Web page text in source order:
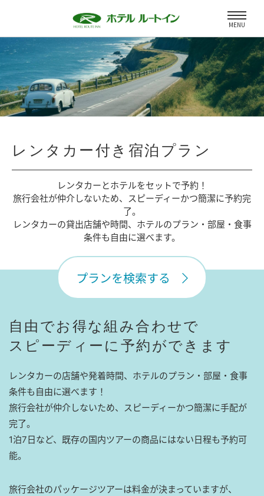
MENU
レンタカー付き宿泊プラン
レンタカーとホテルをセットで予約！
旅行会社が仲介しないため、
スピーディーかつ簡潔に予約完
了。
レンタカーの貸出店舗や時間、 ホテルのプラン・部屋・食事
条件も自由に選べます。
プランを検索する
自由でお得な組み合わせで
スピーディーに予約ができます
レンタカーの店舗や発着時間、ホテルのプラン・部屋・食事
条件も自由に選べます！
旅行会社が仲介しないため、スピーディーかつ簡潔に手配が
完了。
1泊7日など、既存の国内ツアーの商品にはない日程も予約可
能。
旅行会社のパッケージツアーは料金が決まっていますが、